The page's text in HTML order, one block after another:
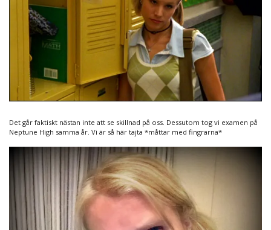
Det går faktiskt nästan inte att se skillnad på oss. Dessutom tog vi examen på
Neptune High samma år. Vi är så här tajta *måttar med fingrarna*